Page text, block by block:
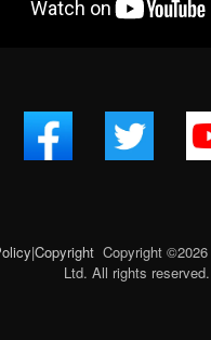
|Copyright Copyright ©2026
Ltd. All rights reserved.